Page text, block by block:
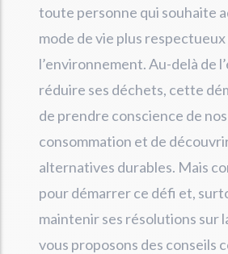
toute personne qui souhaite
mode de vie plus respectueux
l’environnement. Au-delà de
réduire ses déchets, cette
de prendre conscience de
consommation et de
alternatives durables. Mais
pour démarrer ce défi et,
maintenir ses résolutions sur
vous proposons des conseils